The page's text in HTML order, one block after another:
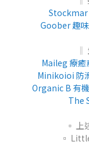
Stockmar
Goober 趣
‖
Maileg 療癒
Minikoioi 防
Organic B 有
The
▫️ 上
▫️